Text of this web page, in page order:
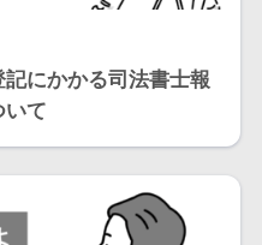
記にかかる司法書士報
いて